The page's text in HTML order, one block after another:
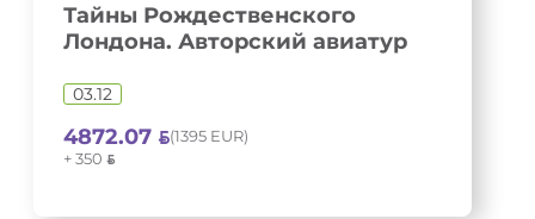
Тайны Рождественского
Лондона. Авторский авиатур
03.12
4872.07
(1395 EUR)
+ 350